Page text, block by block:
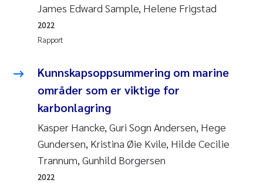
James Edward Sample, Helene Frigstad
Rapport
2022
Kunnskapsoppsummering om marine
områder som er viktige for
karbonlagring
Kasper Hancke, Guri Sogn Andersen, Hege
Gundersen, Kristina Øie Kvile, Hilde Cecilie
Trannum, Gunhild Borgersen
2022